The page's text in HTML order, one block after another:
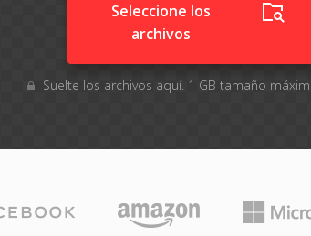
Seleccione los
archivos
Suelte los archivos aquí. 1 GB tamaño